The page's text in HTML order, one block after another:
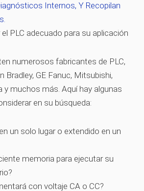
Internos, Y Recopilan
PLC adecuado para su aplicación
numerosos fabricantes de PLC,
Bradley, GE Fanuc, Mitsubishi,
y muchos más. Aquí hay algunas
en su búsqueda:
un solo lugar o extendido en un
memoria para ejecutar su
con voltaje CA o CC?